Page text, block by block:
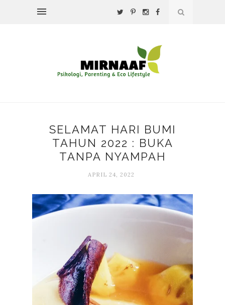
SELAMAT HARI BUMI
TAHUN 2022 : BUKA
TANPA NYAMPAH
APRIL 24, 2022